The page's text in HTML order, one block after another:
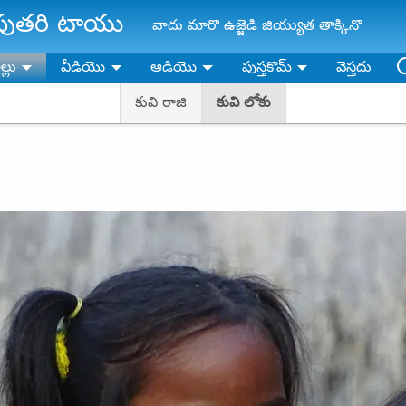
టాయు వాదు మారొ ఉజ్జెడి జియ్యుత తాక్కినొ
కువి రాజి కువి లోకు
వీడియొ ఆడియొ పుస్తకొమ్‌ వెస్తదు